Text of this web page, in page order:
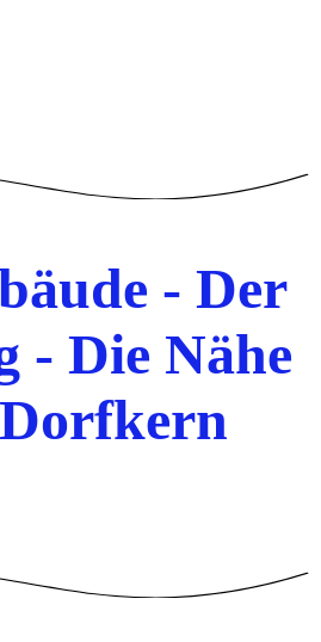
- Der
- Die Nähe